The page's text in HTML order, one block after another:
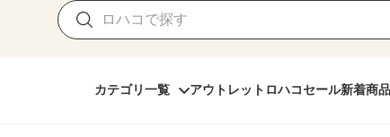
カテゴリ一覧 アウトレット ロハコセール新着商品